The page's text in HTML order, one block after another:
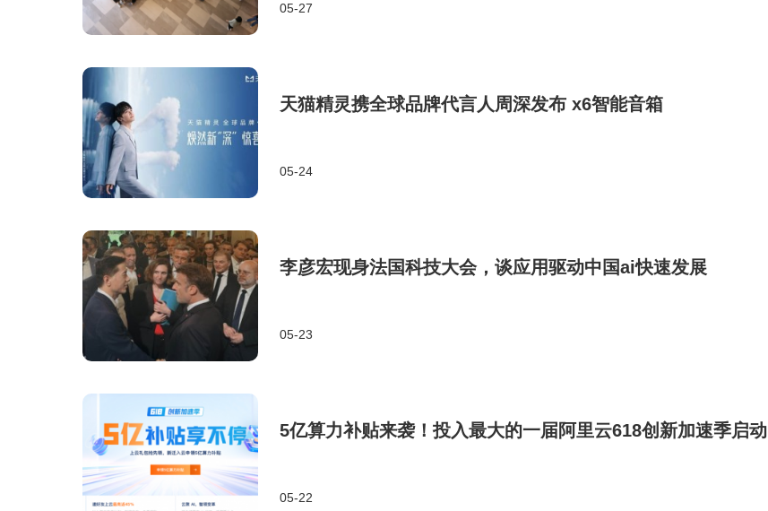
05-27
天猫精灵携全球品牌代言人周深发布 x6智能音箱
05-24
李彦宏现身法国科技大会，谈应用驱动中国ai快速发展
05-23
5亿算力补贴来袭！投入最大的一届阿里云618创新加速季启动
05-22